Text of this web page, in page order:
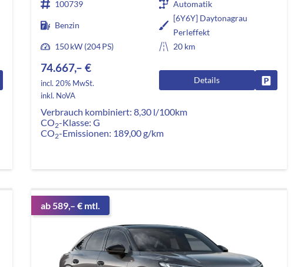
Fahrzeug parken
100739 Automatik
Benzin
[6Y6Y] Daytonagrau
Perleffekt
150 kW (204 PS)
20 km
74.667,– €
incl. 20% MwSt.
inkl. NoVA
Details
Verbrauch kombiniert: 8,30 l/100km
CO2-Klasse: G
CO2-Emissionen: 189,00 g/km
ab 589,– € mtl.